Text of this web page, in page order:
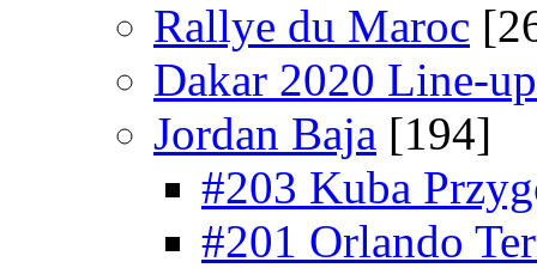
Rallye du Maroc
Dakar 2020 Line-up
Jordan Baja [194]
#203 Kuba
#201 Orlando